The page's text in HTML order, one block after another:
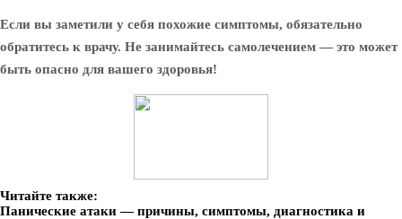
Если вы заметили у себя похожие симптомы, обязательно
обратитесь к врачу. Не занимайтесь самолечением — это может
быть опасно для вашего здоровья!
Читайте также:
Панические атаки — причины, симптомы, диагностика и